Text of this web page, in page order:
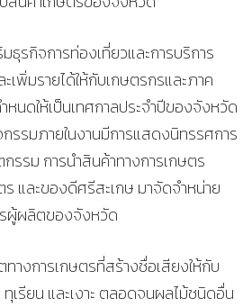
ธุรกิจการท่องเที่ยวและการบริการ
เพิ่มรายได้ให้กับเกษตรกรและภาค
นดให้เป็นเทศกาลประจำปีของจังหวัด
รรมภายในงานมีการแสดงนิทรรศการ
รรม การนำสินค้าทางการเกษตร
และของดีศรีสะเกษ มาจัดจำหน่าย
รผู้ผลิตของจังหวัด
างการเกษตรที่สร้างชื่อเสียงให้กับ
เรียน และเงาะ ตลอดจนผลไม้ชนิดอื่น